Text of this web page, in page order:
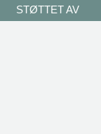
STØTTET AV